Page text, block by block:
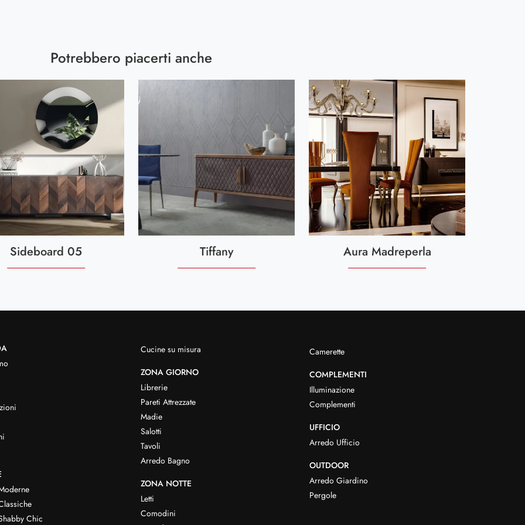
Potrebbero piacerti anche
Sideboard 05 Tiffany Aura Madreperla
Chic
Cucine su misura
ZONA GIORNO
Librerie
Pareti Attrezzate
Madie
Salotti
Tavoli
Arredo Bagno
ZONA NOTTE
Letti
Comodini
Camerette
COMPLEMENTI
Illuminazione
Complementi
UFFICIO
Arredo Ufficio
OUTDOOR
Arredo Giardino
Pergole